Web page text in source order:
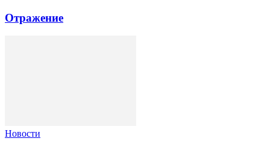
Отражение
Новости